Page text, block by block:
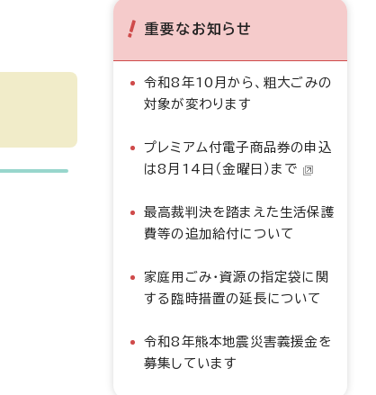
重要なお知らせ
令和8年10月から、粗大ごみの
対象が変わります
プレミアム付電子商品券の申込
は8月14日（金曜日）まで
最高裁判決を踏まえた生活保護
費等の追加給付について
家庭用ごみ・資源の指定袋に関
する臨時措置の延長について
令和8年熊本地震災害義援金を
募集しています